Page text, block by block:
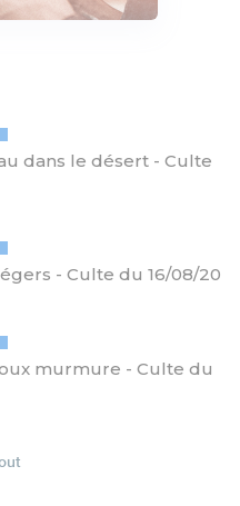
dans le désert - Culte
- Culte du 16/08/20
murmure - Culte du